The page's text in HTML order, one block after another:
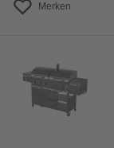
Merken